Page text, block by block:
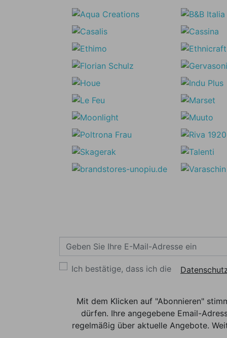
Ich bestätige, dass ich die
Mit dem Klicken auf "Abonnieren"
dürfen. Ihre angegebene Email-
regelmäßig über aktuelle Angebote.